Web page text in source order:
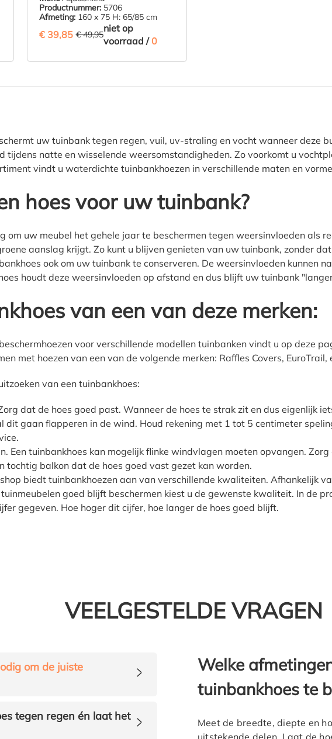
Productnummer:5706
Afmeting:160 x 75 H: 65/85 cm
€ 39,85 € 49,95(20.22% BESPAARD)
niet op
voorraad /0
uw tuinbank tegen regen, vuil, uv-straling en vocht wanneer deze
tijdens natte en wisselende weersomstandigheden. Zo voorkomt u
vindt u waterdichte tuinbankhoezen in verschillende maten en
hoes voor uw tuinbank?
om uw meubel het gehele jaar te beschermen tegen weersinvloeden als
aanslag krijgt. Zo kunt u blijven genieten van uw tuinbank, zonder
ook om uw tuinbank te conserveren. De weersinvloeden kunnen
houdt deze weersinvloeden op afstand en dus blijft uw tuinbank
van een van deze merken:
voor verschillende modellen tuinbanken vindt u op deze
met hoezen van een van de volgende merken: Raffles Covers, EuroTrail,
van een tuinbankhoes:
dat de hoes goed past. Wanneer de hoes te strak zit en dus eigenlijk
dit gaan flapperen in de wind. Houd rekening met 1 tot 5 centimeter
Een tuinbankhoes kan mogelijk flinke windvlagen moeten opvangen.
tochtig balkon dat de hoes goed vast gezet kan worden.
biedt tuinbankhoezen aan van verschillende kwaliteiten. Afhankelijk
goed blijft beschermen kiest u de gewenste kwaliteit. In de
gegeven. Hoe hoger dit cijfer, hoe langer de hoes goed blijft.
VEELGESTELDE VRAGEN
>
om de juiste
>
tegen regen én laat het
Welke
tuinbankhoes te
Meet de breedte, diepte en
uitstekende delen. Laat de